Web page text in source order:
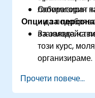
Оптимизират
и да
лаборатория
Опции за
За заявка на
този курс,
организираме.
Прочети повече...